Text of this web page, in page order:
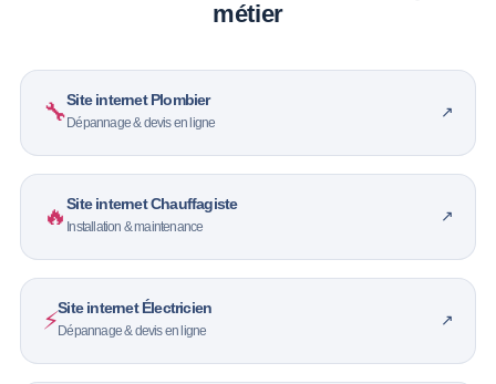
métier
🔧Site internet Plombier
Dépannage & devis en ligne
↗
🔥Site internet Chauffagiste
Installation & maintenance
↗
⚡Site internet Électricien
Dépannage & devis en ligne
↗